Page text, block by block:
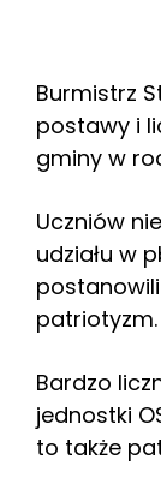
Burmistrz
postawy i
gminy w
Uczniów
udziału w
patriotyzm.
Bardzo
jednostki
to także